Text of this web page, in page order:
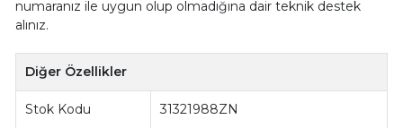
numaranız ile uygun olup olmadığına dair teknik destek
alınız.
Diğer Özellikler
Stok Kodu 31321988ZN